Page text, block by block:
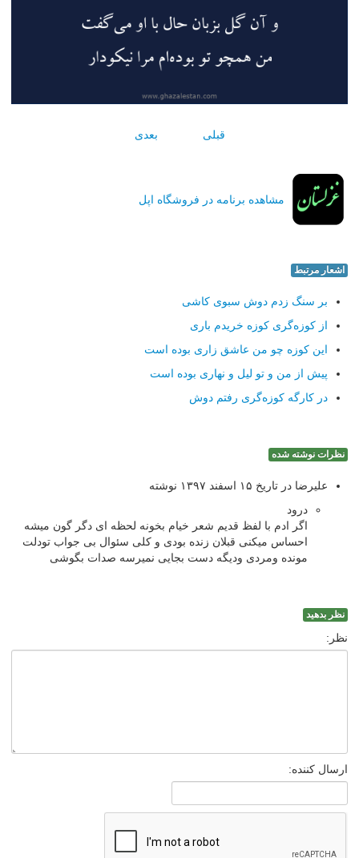
قبلی بعدی
مشاهده برنامه در فروشگاه اپل
اشعار مرتبط
بر سنگ زدم دوش سبوی کاشی
از کوزه‌گری کوزه خریدم باری
این کوزه چو من عاشق زاری بوده است
پیش از من و تو لیل و نهاری بوده است
در کارگه کوزه‌گری رفتم دوش
نظرات نوشته شده
علیرضا در تاریخ ۱۵ اسفند ۱۳۹۷ نوشته
درود
اگر ادم با لفظ قدیم شعر خیام بخونه لحظه ای دگر گون میشه
احساس میکنی قبلان زنده بودی و کلی سئوال بی جواب تودلت
مونده ومردی ودیگه دست بجایی نمیرسه صدات بگوشی
نظر بدهید
نظر:
ارسال کننده: